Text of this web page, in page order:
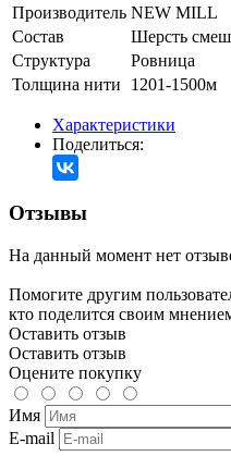
Производитель NEW MILL
Состав
Шерсть
Структура
Ровница
Толщина нити
1201-1500м
Характеристики
Поделиться:
Отзывы
На данный момент нет
Помогите другим
кто поделится своим
Оставить отзыв
Оставить отзыв
Оцените покупку
Имя
E-mail